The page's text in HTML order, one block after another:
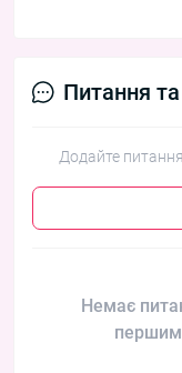
Питання та
Додайте
Немає
першим